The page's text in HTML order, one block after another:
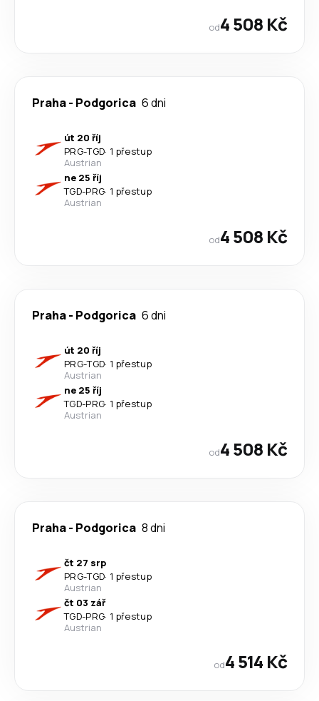
od4 508 Kč
Praha- Podgorica 6 dni
út 20 říj
PRG-TGD· 1 přestup
Austrian
ne 25 říj
TGD-PRG· 1 přestup
Austrian
od4 508 Kč
Praha- Podgorica 6 dni
út 20 říj
PRG-TGD· 1 přestup
Austrian
ne 25 říj
TGD-PRG· 1 přestup
Austrian
od4 508 Kč
Praha- Podgorica 8 dni
čt 27 srp
PRG-TGD· 1 přestup
Austrian
čt 03 zář
TGD-PRG· 1 přestup
Austrian
od4 514 Kč